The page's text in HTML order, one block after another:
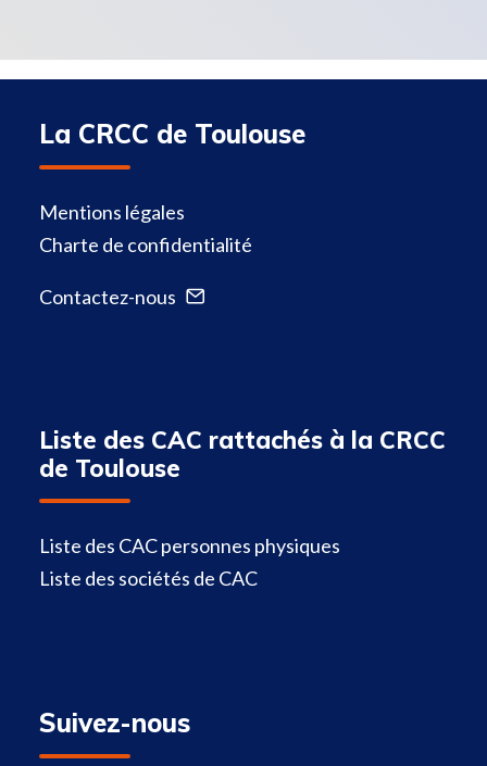
La CRCC de Toulouse
Mentions légales
Charte de confidentialité
Contactez-nous
Liste des CAC rattachés à la CRCC
de Toulouse
Liste des CAC personnes physiques
Liste des sociétés de CAC
Suivez-nous